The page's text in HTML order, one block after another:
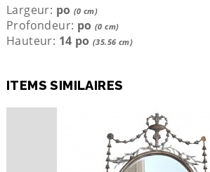
Largeur: po (0 cm)
Profondeur: po (0 cm)
Hauteur: 14 po (35.56 cm)
ITEMS SIMILAIRES